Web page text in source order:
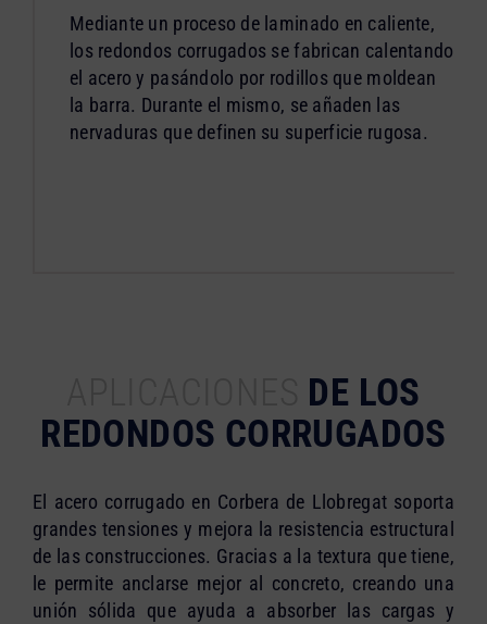
Mediante un proceso de laminado en caliente,
los redondos corrugados se fabrican calentando
el acero y pasándolo por rodillos que moldean
la barra. Durante el mismo, se añaden las
nervaduras que definen su superficie rugosa.
DE LOS
REDONDOS CORRUGADOS
El acero corrugado en Corbera de Llobregat soporta
grandes tensiones y mejora la resistencia estructural
de las construcciones. Gracias a la textura que tiene,
le permite anclarse mejor al concreto, creando una
unión sólida que ayuda a absorber las cargas y